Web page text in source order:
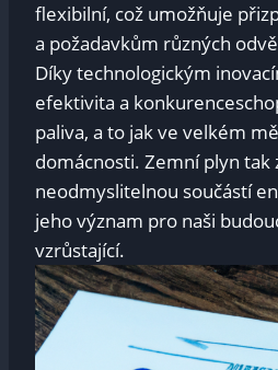
flexibilní, což umožňuje
a ⁣požadavkům‍ různých
Díky technologickým
efektivita ‍a
paliva, a‌ to jak ve ⁢velkém
domácnosti. Zemní plyn ‍tak⁤
‍neodmyslitelnou ‌součástí
jeho význam ‌pro naši
vzrůstající.